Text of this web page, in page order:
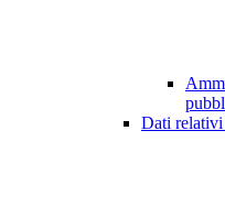
Dati relativi